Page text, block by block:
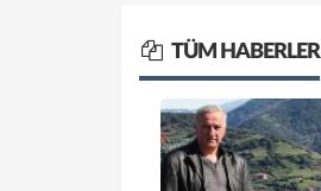
TÜM HABERLER